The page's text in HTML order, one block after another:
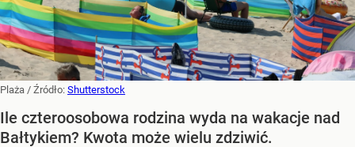
Plaża / Źródło: Shutterstock
Ile czteroosobowa rodzina wyda na wakacje nad
Bałtykiem? Kwota może wielu zdziwić.